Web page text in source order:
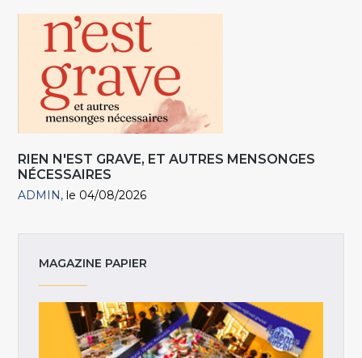
RIEN N'EST GRAVE, ET AUTRES MENSONGES
NÉCESSAIRES
ADMIN le 04/08/2026
MAGAZINE PAPIER